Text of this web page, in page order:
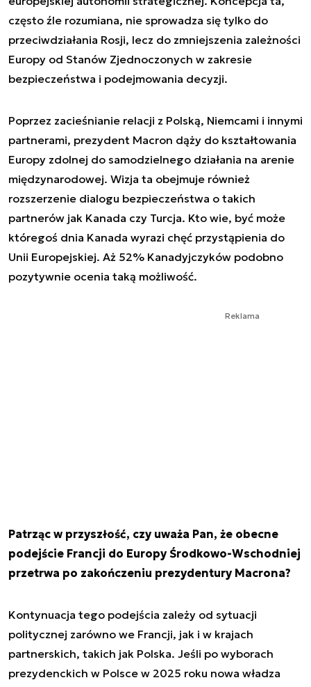
często źle rozumiana, nie sprowadza się tylko do
przeciwdziałania Rosji, lecz do zmniejszenia zależności
Europy od Stanów Zjednoczonych w zakresie
bezpieczeństwa i podejmowania decyzji.
Poprzez zacieśnianie relacji z Polską, Niemcami i innymi
partnerami, prezydent Macron dąży do kształtowania
Europy zdolnej do samodzielnego działania na arenie
międzynarodowej. Wizja ta obejmuje również
rozszerzenie dialogu bezpieczeństwa o takich
partnerów jak Kanada czy Turcja. Kto wie, być może
któregoś dnia Kanada wyrazi chęć przystąpienia do
Unii Europejskiej. Aż 52% Kanadyjczyków podobno
pozytywnie ocenia taką możliwość.
Reklama
Patrząc w przyszłość, czy uważa Pan, że obecne
podejście Francji do Europy Środkowo-Wschodniej
przetrwa po zakończeniu prezydentury Macrona?
Kontynuacja tego podejścia zależy od sytuacji
politycznej zarówno we Francji, jak i w krajach
partnerskich, takich jak Polska. Jeśli po wyborach
prezydenckich w Polsce w 2025 roku nowa władza